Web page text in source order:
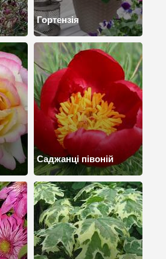
Гортензія
Саджанці півоній